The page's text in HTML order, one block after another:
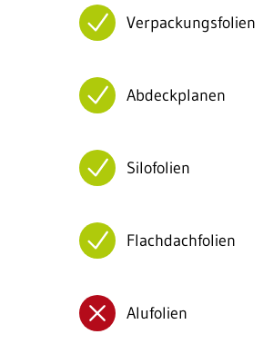
Verpackungsfolien
Abdeckplanen
Silofolien
Flachdachfolien
Alufolien